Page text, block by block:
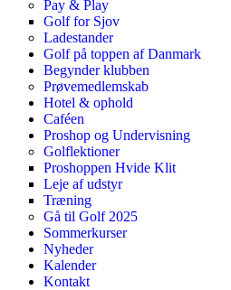
Pay & Play
Golf for Sjov
Ladestander
Golf på toppen af Danmark
Begynder klubben
Prøvemedlemskab
Hotel & ophold
Caféen
Proshop og Undervisning
Golflektioner
Proshoppen Hvide Klit
Leje af udstyr
Træning
Gå til Golf 2025
Sommerkurser
Nyheder
Kalender
Kontakt